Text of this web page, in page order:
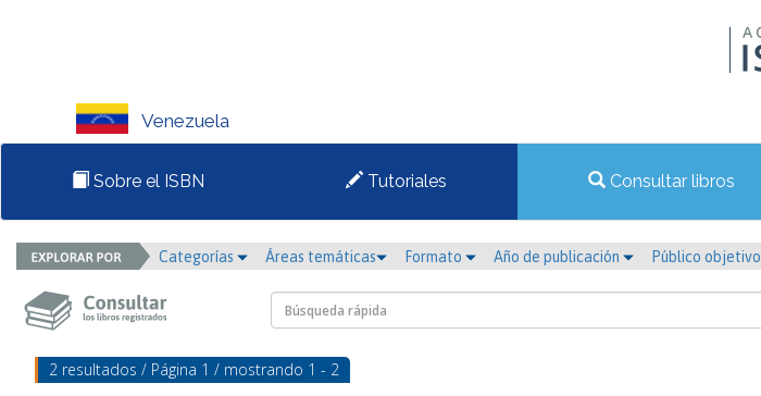
Venezuela
Sobre el ISBN Tutoriales Consultar libros
Categorías Áreas temáticas Formato Año de publicación Público objetivo
2 resultados / Página 1 / mostrando 1 - 2